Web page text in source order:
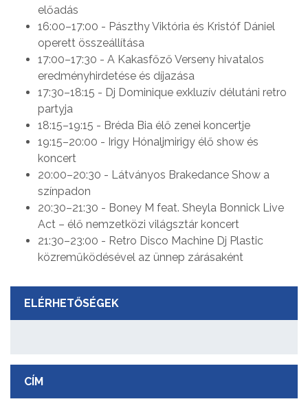
előadás
16:00–17:00 - Pászthy Viktória és Kristóf Dániel
operett összeállítása
17:00–17:30 - A Kakasfőző Verseny hivatalos
eredményhirdetése és díjazása
17:30–18:15 - Dj Dominique exkluzív délutáni retro
partyja
18:15–19:15 - Bréda Bia élő zenei koncertje
19:15–20:00 - Irigy Hónaljmirigy élő show és
koncert
20:00–20:30 - Látványos Brakedance Show a
színpadon
20:30–21:30 - Boney M feat. Sheyla Bonnick Live
Act – élő nemzetközi világsztár koncert
21:30–23:00 - Retro Disco Machine Dj Plastic
közreműködésével az ünnep zárásaként
ELÉRHETŐSÉGEK
CÍM